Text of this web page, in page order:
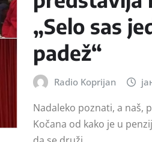
„Selo sas
padež“
Radio Koprijan
Nadaleko poznati, a naš,
Kočana od kako je u